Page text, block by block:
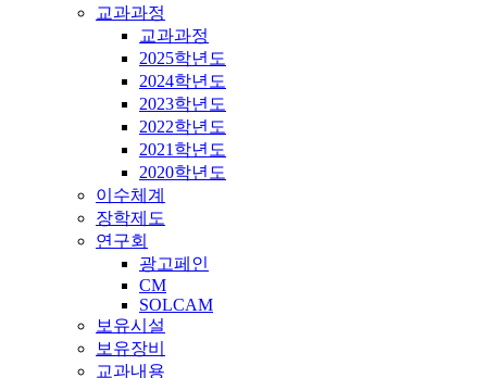
교과과정
교과과정
2025학년도
2024학년도
2023학년도
2022학년도
2021학년도
2020학년도
이수체계
장학제도
연구회
광고페인
CM
SOLCAM
보유시설
보유장비
교과내용